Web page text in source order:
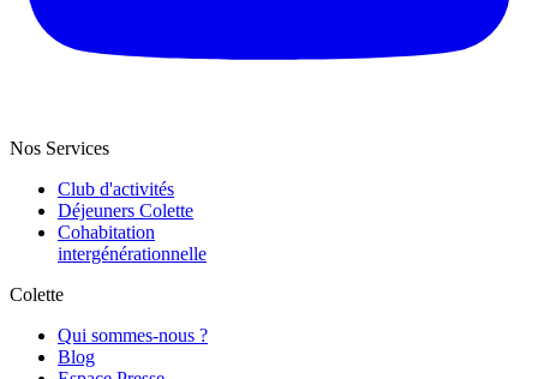
Nos Services
Club d'activités
Déjeuners Colette
Cohabitation
intergénération­nelle
Colette
Qui sommes-nous ?
Blog